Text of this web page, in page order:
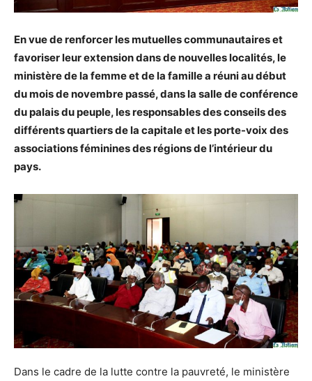
En vue de renforcer les mutuelles communautaires et
favoriser leur extension dans de nouvelles localités, le
ministère de la femme et de la famille a réuni au début
du mois de novembre passé, dans la salle de conférence
du palais du peuple, les responsables des conseils des
différents quartiers de la capitale et les porte-voix des
associations féminines des régions de l’intérieur du
pays.
Dans le cadre de la lutte contre la pauvreté, le ministère